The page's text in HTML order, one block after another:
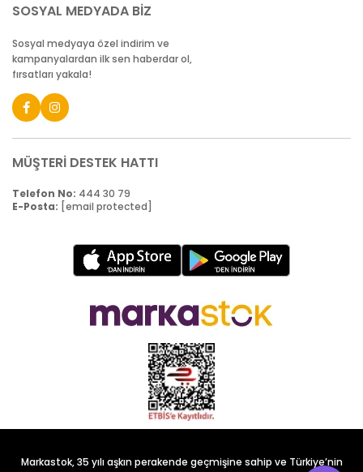
SOSYAL MEDYADA BİZ
Sosyal medyaya özel indirim ve
kampanyalardan ilk sen haberdar ol,
fırsatları yakala!
MÜŞTERİ DESTEK HATTI
Telefon No: 444 30 79
E-Posta: [email protected]
Markastok, 35 yılı aşkın perakende geçmişine sahip ve Türkiye’nin